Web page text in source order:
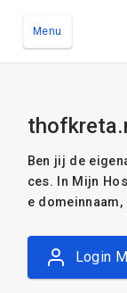
Menu
Ben jij de
ces. In Mijn
e
Login